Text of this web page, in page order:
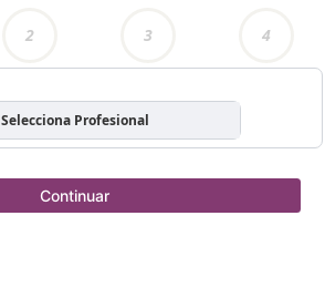
2 3 4
Selecciona Profesional
Continuar